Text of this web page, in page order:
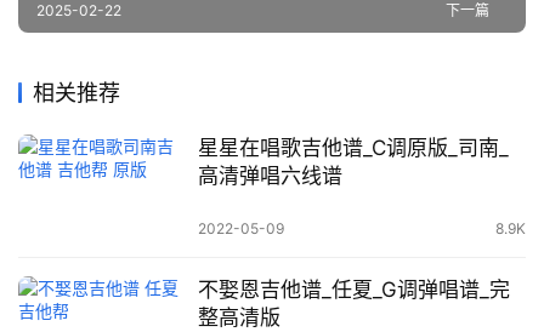
下一篇
2025-02-22
相关推荐
星星在唱歌吉他谱_C调原版_司南_
高清弹唱六线谱
2022-05-09 8.9K
不娶恩吉他谱_任夏_G调弹唱谱_完
整高清版